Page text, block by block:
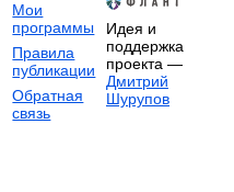
Мои
программы
Правила
публикации
Обратная
связь
Идея и
поддержка
проекта —
Дмитрий
Шурупов